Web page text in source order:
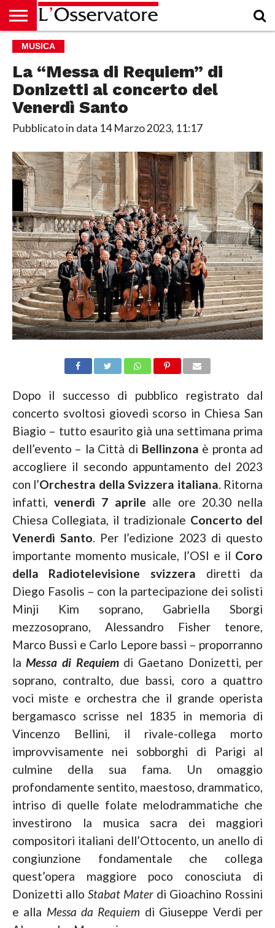
HOME
CULTURA
ECONOMIA
RUBRICHE
ARCHIVIO
PODCAST
ABBONAMENTO
CHI
ACCEDI
MUSICA
La “Messa di Requiem” di
Donizetti al concerto del
Venerdì Santo
Pubblicato in data 14 Marzo 2023, 11:17
Dopo il successo di pubblico registrato dal
concerto svoltosi giovedì scorso in Chiesa San
Biagio – tutto esaurito già una settimana prima
dell’evento – la Città di Bellinzona è pronta ad
accogliere il secondo appuntamento del 2023
con l’Orchestra della Svizzera italiana. Ritorna
infatti, venerdì 7 aprile alle ore 20.30 nella
Chiesa Collegiata, il tradizionale Concerto del
Venerdì Santo. Per l’edizione 2023 di questo
importante momento musicale, l’OSI e il Coro
della Radiotelevisione svizzera diretti da
Diego Fasolis – con la partecipazione dei solisti
Minji Kim soprano, Gabriella Sborgi
mezzosoprano, Alessandro Fisher tenore,
Marco Bussi e Carlo Lepore bassi – proporranno
laMessa di Requiemdi Gaetano Donizetti, per
soprano, contralto, due bassi, coro a quattro
voci miste e orchestra che il grande operista
bergamasco scrisse nel 1835 in memoria di
Vincenzo Bellini, il rivale-collega morto
improvvisamente nei sobborghi di Parigi al
culmine della sua fama. Un omaggio
profondamente sentito, maestoso, drammatico,
intriso di quelle folate melodrammatiche che
investirono la musica sacra dei maggiori
compositori italiani dell’Ottocento, un anello di
congiunzione fondamentale che collega
quest’opera maggiore poco conosciuta di
Donizetti allo Stabat Mater di Gioachino Rossini
e alla Messa da Requiem di Giuseppe Verdi per